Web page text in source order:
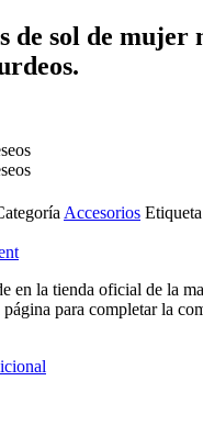
de sol de mujer
Accesorios Etiqueta
en la tienda oficial de la
para completar la